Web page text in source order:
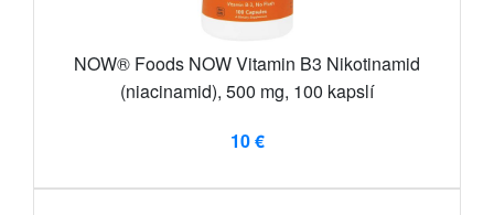
NOW® Foods NOW Vitamin B3 Nikotinamid
(niacinamid), 500 mg, 100 kapslí
10 €